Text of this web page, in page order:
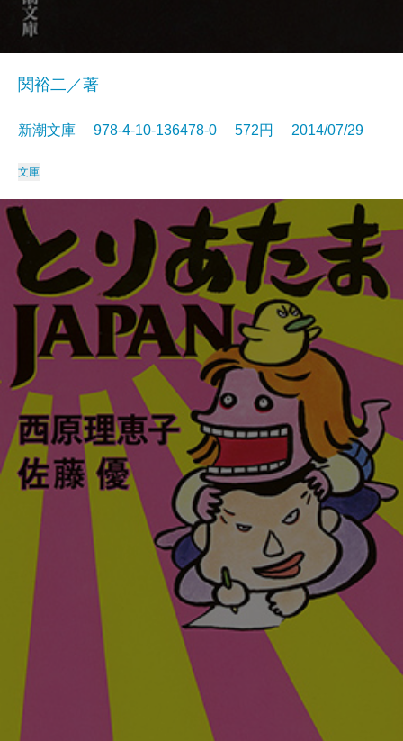
関裕二／著
新潮文庫 978-4-10-136478-0 572円 2014/07/29
文庫